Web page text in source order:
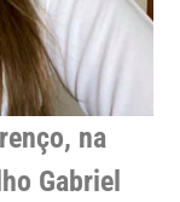
na
Gabriel